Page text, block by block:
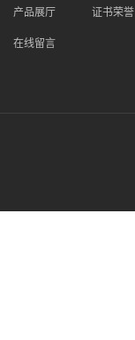
产品展厅 证书荣誉
在线留言